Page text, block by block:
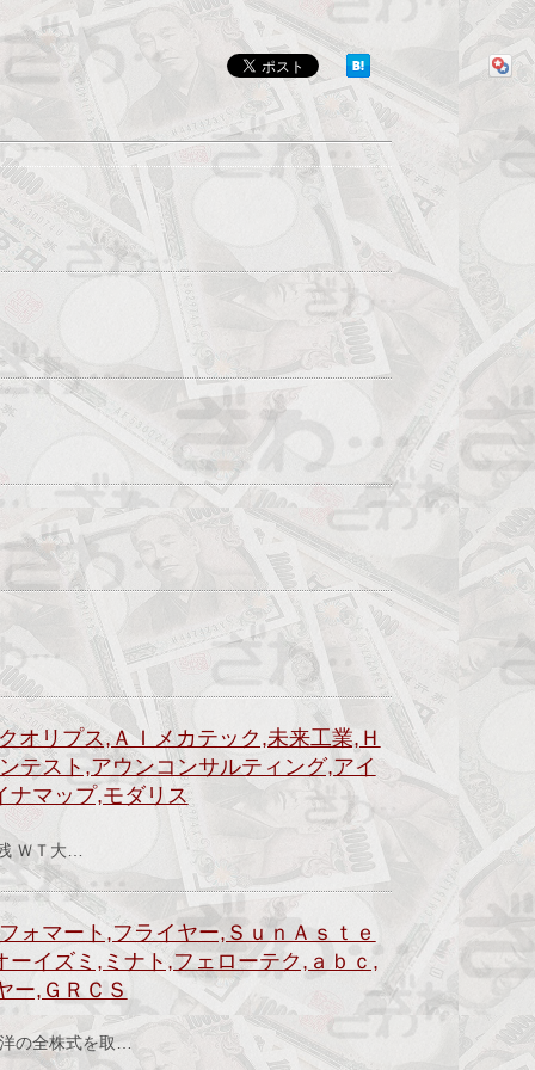
リプス,ＡＩメカテック,未来工業,Ｈ
テスト,アウンコンサルティング,アイ
ナマップ,モダリス
ＷＴ大…
マート,フライヤー,ＳｕｎＡｓｔｅ
イズミ,ミナト,フェローテク,ａｂｃ,
ー,ＧＲＣＳ
の全株式を取…